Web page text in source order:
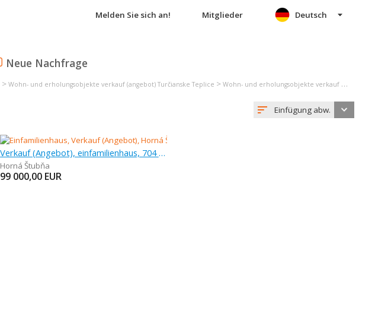
Melden Sie sich an! Mitglieder
Neue Nachfrage
Deutsch
> Wohn- und erholungsobjekte verkauf (angebot) Turčianske Teplice > Wohn- und erholungsobjekte verkauf (angebot) Horná Štubňa
Einfügung abw.
Verkauf (Angebot), einfamilienhaus, 704 m
Horná Štubňa
99 000,00 EUR